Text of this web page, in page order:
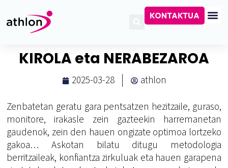
KONTAKTUA
KIROLA eta NERABEZAROA
2025-03-28
athlon
Zenbatetan geratu gara pentsatzen hezitzaile, guraso,
monitore, irakasle zein gazteekin harremanetan
gaudenok, zein den hauen ongizate optimoa lortzeko
gakoa… Askotan bilatu ditugu metodologia
berritzaileak, konfiantza zirkuluak eta hauen garapena